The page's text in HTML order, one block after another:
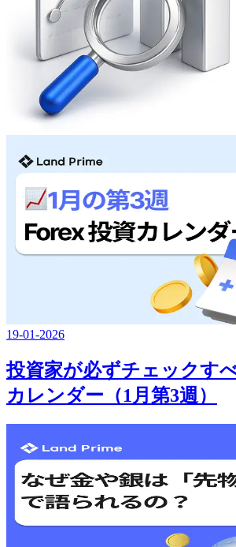
19-01-2026
投資家が必ずチェックす
カレンダー（1月第3週）